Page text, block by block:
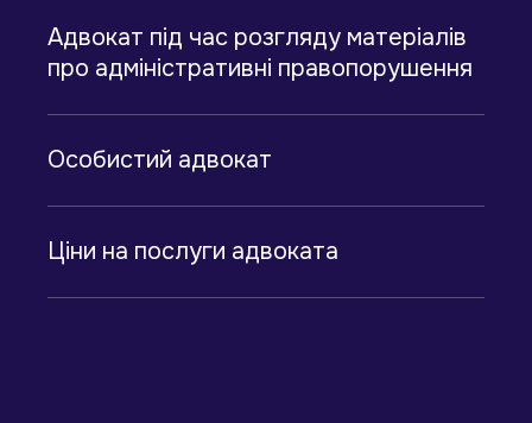
Адвокат під час розгляду матеріалів
про адміністративні правопорушення
Особистий адвокат
Ціни на послуги адвоката